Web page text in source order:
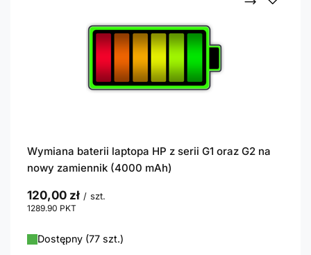
Wymiana baterii laptopa HP z serii G1 oraz G2 na
nowy zamiennik (4000 mAh)
120,00 zł / szt.
1289.90 PKT
Dostępny (77 szt.)